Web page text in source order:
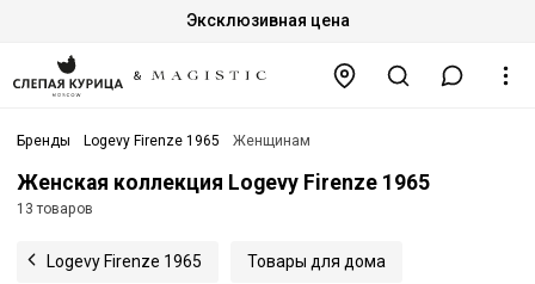
Эксклюзивная цена
Бренды Logevy Firenze 1965 Женщинам
Женская коллекция Logevy Firenze 1965
13 товаров
Logevy Firenze 1965 Товары для дома